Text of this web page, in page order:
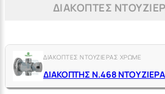
ΔΙΑΚΟΠΤΕΣ
ΔΙΑΚΟΠΤΕΣ ΝΤΟΥΖΙΕΡΑΣ ΧΡΩΜΕ